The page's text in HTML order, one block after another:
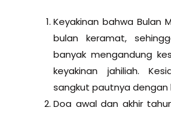
Keyakinan bahwa Bulan
bulan keramat,
banyak mengandung
keyakinan jahiliah.
sangkut pautnya
Doa awal dan akhir